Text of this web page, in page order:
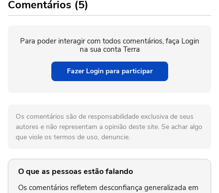
Comentários (5)
Para poder interagir com todos comentários, faça Login
na sua conta Terra
Fazer Login para participar
Os comentários são de responsabilidade exclusiva de seus
autores e não representam a opinião deste site. Se achar algo
que viole os termos de uso, denuncie.
O que as pessoas estão falando
Os comentários refletem desconfiança generalizada em